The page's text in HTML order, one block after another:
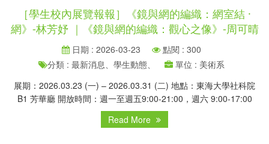
［學生校內展覽報報］《鏡與網的編織：網室結 ·
網》-林芳妤 ｜《鏡與網的編織：觀心之像》-周可晴
日期 : 2026-03-23
點閱 : 300
分類 : 最新消息、學生動態、
單位 : 美術系
展期：2026.03.23 (一) – 2026.03.31 (二) 地點：東海大學社科院
B1 芳華廳 開放時間：週一至週五9:00-21:00，週六 9:00-17:00
Read More